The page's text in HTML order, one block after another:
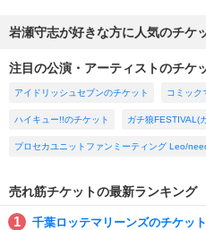
岩瀬守志が好きな方に人気のチケ
注目の公演・アーティストのチケ
アイドリッシュセブンのチケット コミック
ハイキュー!!のチケット ガチ狼FESTIVAL(
プロセカユニットファンミーティング Leo/
売れ筋チケットの最新ランキング
千葉ロッテマリーンズのチケット